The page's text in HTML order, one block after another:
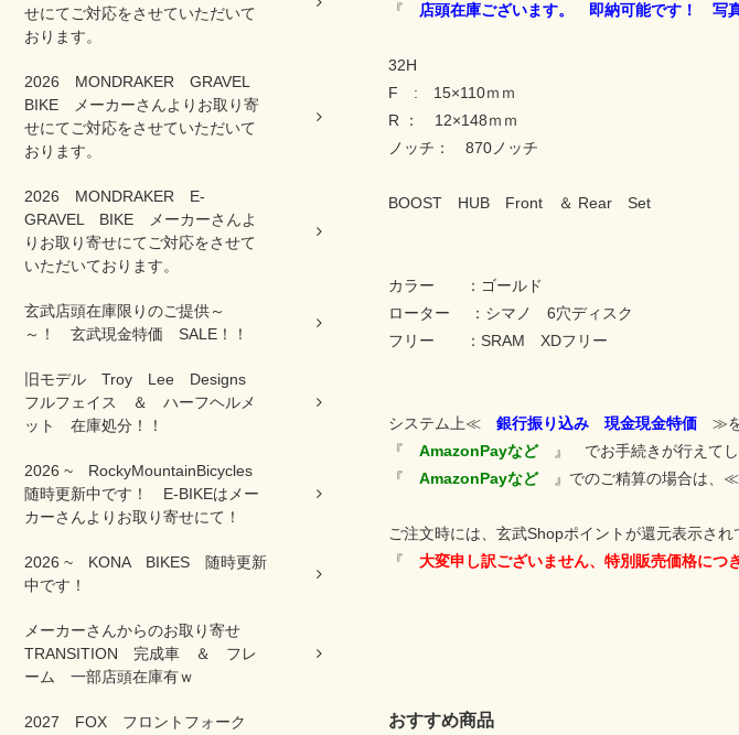
せにてご対応をさせていただいて
おります。
2026 MONDRAKER GRAVEL
BIKE メーカーさんよりお取り寄
せにてご対応をさせていただいて
おります。
2026 MONDRAKER E-
GRAVEL BIKE メーカーさんよ
りお取り寄せにてご対応をさせて
いただいております。
玄武店頭在庫限りのご提供～
～！ 玄武現金特価 SALE！！
旧モデル Troy Lee Designs
フルフェイス ＆ ハーフヘルメ
ット 在庫処分！！
2026 ~ RockyMountainBicycles
随時更新中です！ E-BIKEはメー
カーさんよりお取り寄せにて！
2026 ~ KONA BIKES 随時更新
中です！
メーカーさんからのお取り寄せ
TRANSITION 完成車 ＆ フレ
ーム 一部店頭在庫有ｗ
2027 FOX フロントフォーク
『 店頭在庫ございます。 即納可能です！ 写真
32H
F : 15×110ｍｍ
R ： 12×148ｍｍ
ノッチ： 870ノッチ
BOOST HUB Front ＆ Rear Set
カラー ：ゴールド
ローター ：シマノ 6穴ディスク
フリー ：SRAM XDフリー
システム上≪ 銀行振り込み 現金現金特価 ≫を
『 AmazonPayなど』 でお手続きが行えて
『 AmazonPayなど』でのご精算の場合は、
ご注文時には、玄武Shopポイントが還元表示され
『 大変申し訳ございません、特別販売価格に
おすすめ商品